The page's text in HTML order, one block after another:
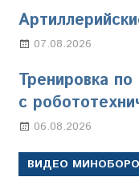
07.08.2026
Тренировка
с
06.08.2026
ВИДЕО